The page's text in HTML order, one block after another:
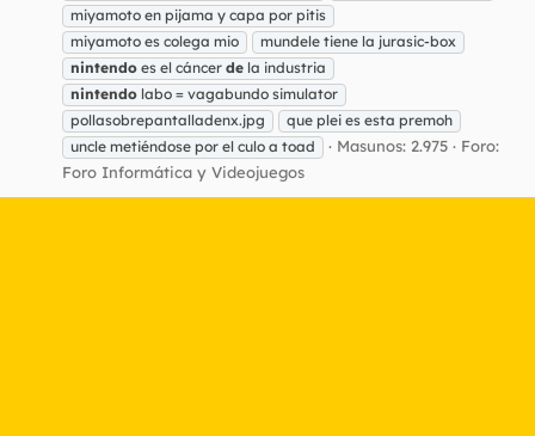
miyamoto en pijama y capa por pitis
miyamoto es colega mio
mundele tiene la jurasic-box
nintendo es el cáncer de la industria
nintendo labo = vagabundo simulator
pollasobrepantalladenx.jpg
que plei es esta premoh
uncle metiéndose por el culo a toad
Masunos: 2.975
Foro:
Foro Informática y Videojuegos